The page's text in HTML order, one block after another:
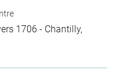
1706 - Chantilly,